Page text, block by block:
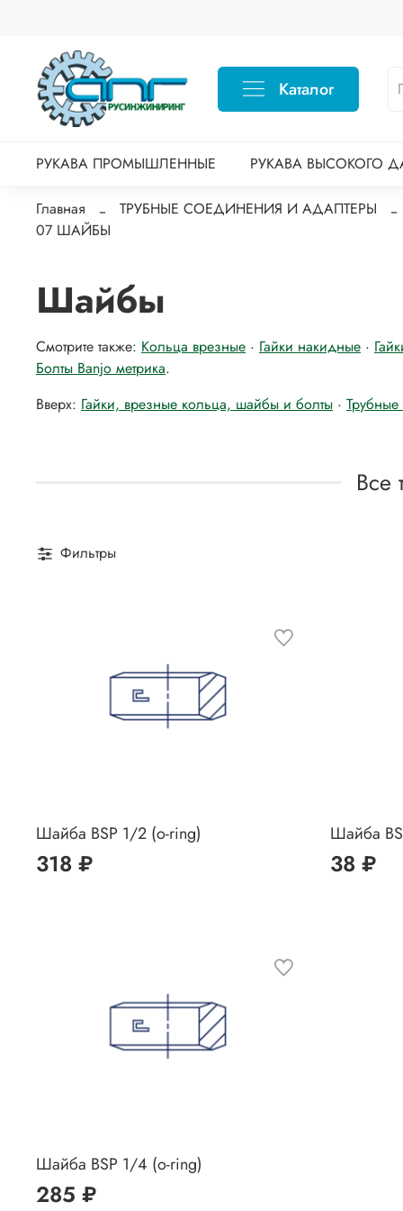
Каталог
РУКАВА ПРОМЫШЛЕННЫЕ РУКАВА ВЫСОКОГО
Главная
ТРУБНЫЕ СОЕДИНЕНИЯ И АДАПТЕРЫ
07 ШАЙБЫ
Шайбы
Смотрите также: Кольца врезные · Гайки накидные ·
Болты Banjo метрика.
Вверх: Гайки, врезные кольца, шайбы и болты ·
Все
Фильтры
Шайба BSP 1/2 (o-ring)
318 ₽
Шайба
38 ₽
Шайба BSP 1/4 (o-ring)
285 ₽